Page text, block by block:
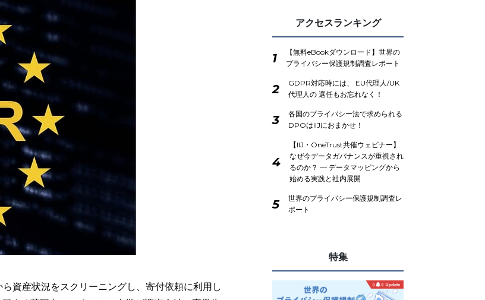
資産状況をスクリーニングし、寄付依頼に利用し
アクセスランキング
1
【無料eBookダウンロード】世界の
プライバシー保護規制調査レポート
2
GDPR対応時には、 EU代理人/UK
代理人の 選任もお忘れなく！
3
各国のプライバシー法で求められる
DPOはIIJにおまかせ！
4
【IIJ・OneTrust共催ウェビナー】
なぜ今データガバナンスが重視され
るのか？ ― データマッピングから
始める実践と社内展開
5
世界のプライバシー保護規制調査レ
ポート
特集